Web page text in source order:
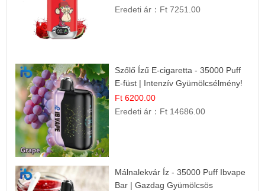
Eredeti ár： Ft 7251.00
Szőlő Ízű E-cigaretta - 35000 Puff
E-füst | Intenzív Gyümölcsélmény!
Ft 6200.00
Eredeti ár： Ft 14686.00
Málnalekvár Íz - 35000 Puff Ibvape
Bar | Gazdag Gyümölcsös